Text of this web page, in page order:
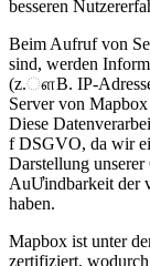
besseren
Beim Aufruf von
sind, werden
(z.ௗB. IP-Adresse,
Server von
Diese
f DSGVO, da wir
Darstellung
AuƯindbarkeit der
haben.
Mapbox ist unter
zertifiziert, wodurch